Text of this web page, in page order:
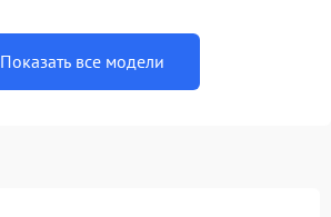
Показать все модели